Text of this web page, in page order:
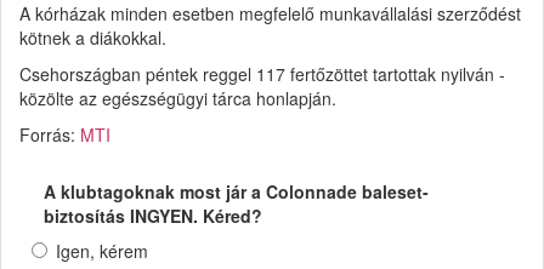
A kórházak minden esetben megfelelő munkavállalási szerződést
kötnek a diákokkal.
Csehországban péntek reggel 117 fertőzöttet tartottak nyilván -
közölte az egészségügyi tárca honlapján.
Forrás: MTI
A klubtagoknak most jár a Colonnade baleset-
biztosítás INGYEN. Kéred?
Igen, kérem